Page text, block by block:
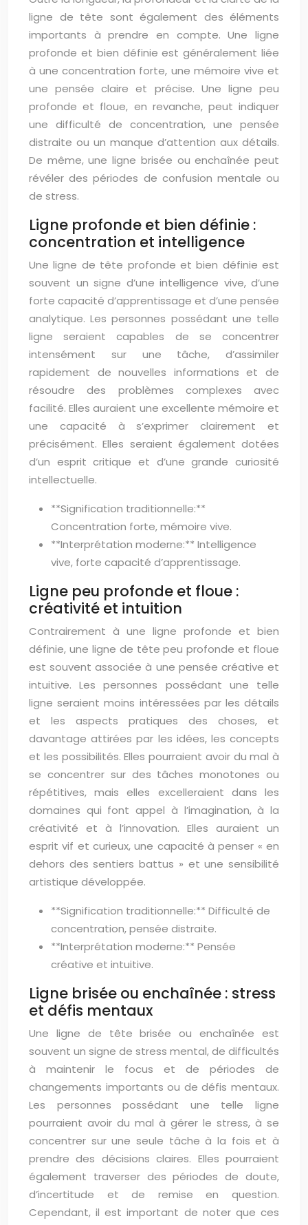
ligne de tête sont également des éléments
importants à prendre en compte. Une ligne
profonde et bien définie est généralement liée
à une concentration forte, une mémoire vive et
une pensée claire et précise. Une ligne peu
profonde et floue, en revanche, peut indiquer
une difficulté de concentration, une pensée
distraite ou un manque d’attention aux détails.
De même, une ligne brisée ou enchaînée peut
révéler des périodes de confusion mentale ou
de stress.
Ligne profonde et bien définie :
concentration et intelligence
Une ligne de tête profonde et bien définie est
souvent un signe d’une intelligence vive, d’une
forte capacité d’apprentissage et d’une pensée
analytique. Les personnes possédant une telle
ligne seraient capables de se concentrer
intensément sur une tâche, d’assimiler
rapidement de nouvelles informations et de
résoudre des problèmes complexes avec
facilité. Elles auraient une excellente mémoire et
une capacité à s’exprimer clairement et
précisément. Elles seraient également dotées
d’un esprit critique et d’une grande curiosité
intellectuelle.
**Signification traditionnelle:**
Concentration forte, mémoire vive.
**Interprétation moderne:** Intelligence
vive, forte capacité d’apprentissage.
Ligne peu profonde et floue :
créativité et intuition
Contrairement à une ligne profonde et bien
définie, une ligne de tête peu profonde et floue
est souvent associée à une pensée créative et
intuitive. Les personnes possédant une telle
ligne seraient moins intéressées par les détails
et les aspects pratiques des choses, et
davantage attirées par les idées, les concepts
et les possibilités. Elles pourraient avoir du mal à
se concentrer sur des tâches monotones ou
répétitives, mais elles excelleraient dans les
domaines qui font appel à l’imagination, à la
créativité et à l’innovation. Elles auraient un
esprit vif et curieux, une capacité à penser « en
dehors des sentiers battus » et une sensibilité
artistique développée.
**Signification traditionnelle:** Difficulté de
concentration, pensée distraite.
**Interprétation moderne:** Pensée
créative et intuitive.
Ligne brisée ou enchaînée : stress
et défis mentaux
Une ligne de tête brisée ou enchaînée est
souvent un signe de stress mental, de difficultés
à maintenir le focus et de périodes de
changements importants ou de défis mentaux.
Les personnes possédant une telle ligne
pourraient avoir du mal à gérer le stress, à se
concentrer sur une seule tâche à la fois et à
prendre des décisions claires. Elles pourraient
également traverser des périodes de doute,
d’incertitude et de remise en question.
Cependant, il est important de noter que ces